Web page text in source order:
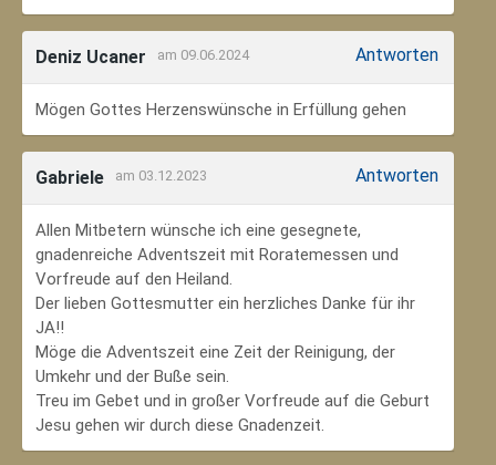
Deniz Ucaner am 09.06.2024 Antworten
Mögen Gottes Herzenswünsche in Erfüllung gehen
Gabriele am 03.12.2023 Antworten
Allen Mitbetern wünsche ich eine gesegnete,
gnadenreiche Adventszeit mit Roratemessen und
Vorfreude auf den Heiland.
Der lieben Gottesmutter ein herzliches Danke für ihr
JA!!
Möge die Adventszeit eine Zeit der Reinigung, der
Umkehr und der Buße sein.
Treu im Gebet und in großer Vorfreude auf die Geburt
Jesu gehen wir durch diese Gnadenzeit.